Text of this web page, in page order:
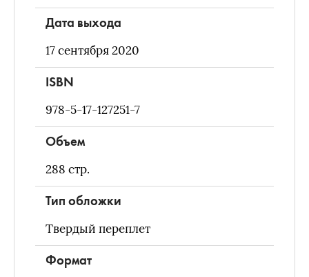
Дата выхода
17 сентября 2020
ISBN
978-5-17-127251-7
Объем
288 стр.
Тип обложки
Твердый переплет
Формат